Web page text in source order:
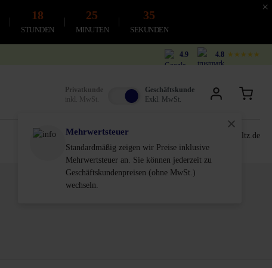
×
18
STUNDEN
25
MINUTEN
34
SEKUNDEN
4.9 4.8 ★★★★★
Privatkunde
inkl. MwSt.
Geschäftskunde
Exkl. MwSt.
service@schultz.de
Mehrwertsteuer
Standardmäßig zeigen wir Preise inklusive
Mehrwertsteuer an. Sie können jederzeit zu
Geschäftskundenpreisen (ohne MwSt.)
wechseln.